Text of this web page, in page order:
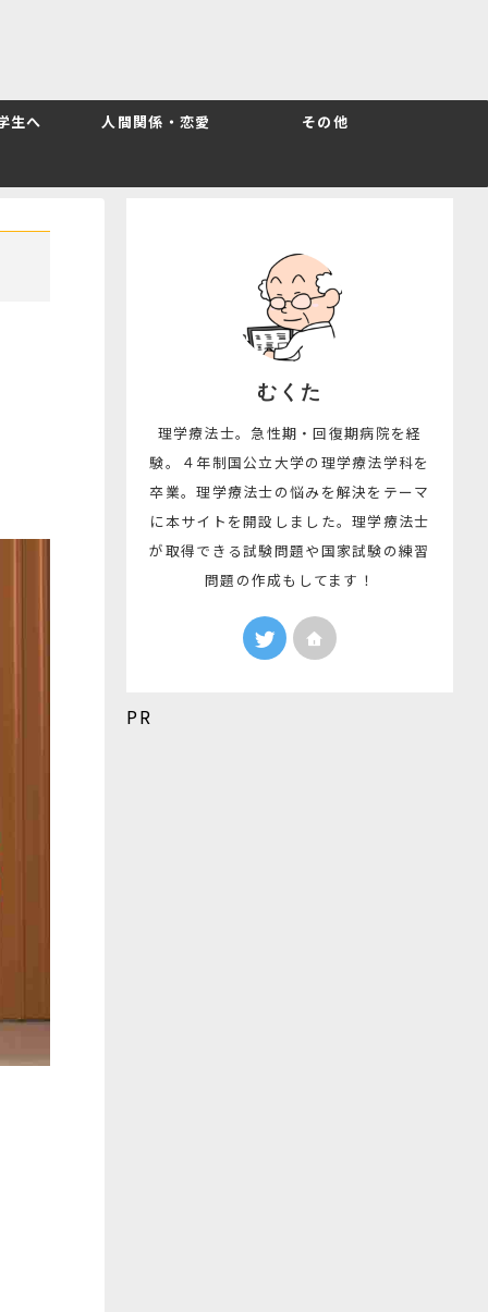
生へ 人間関係・恋愛 その他
むくた
理学療法士。急性期・回復期病院を経
験。４年制国公立大学の理学療法学科を
卒業。理学療法士の悩みを解決をテーマ
に本サイトを開設しました。理学療法士
が取得できる試験問題や国家試験の練習
問題の作成もしてます！
PR